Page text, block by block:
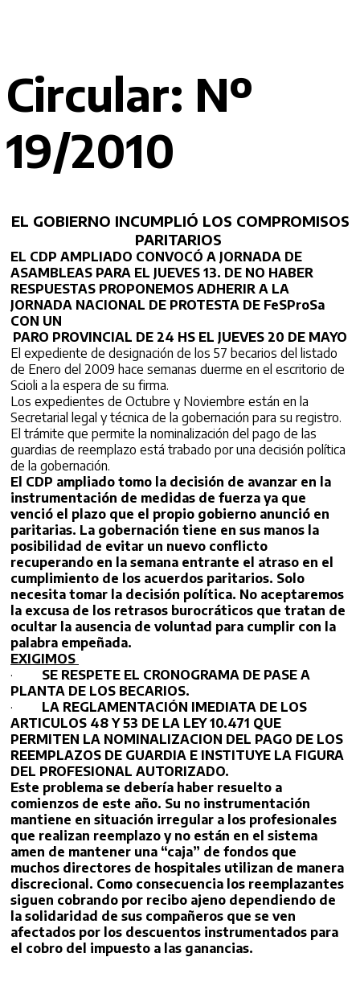
Circular: Nº
19/2010
EL GOBIERNO INCUMPLIÓ LOS COMPROMISOS
PARITARIOS
EL CDP AMPLIADO CONVOCÓ A JORNADA DE
ASAMBLEAS PARA EL JUEVES 13. DE NO HABER
RESPUESTAS PROPONEMOS ADHERIR A LA
JORNADA NACIONAL DE PROTESTA DE FeSProSa
CON UN
PARO PROVINCIAL DE 24 HS EL JUEVES 20 DE MAYO
El expediente de designación de los 57 becarios del listado
de Enero del 2009 hace semanas duerme en el escritorio de
Scioli a la espera de su firma.
Los expedientes de Octubre y Noviembre están en la
Secretarial legal y técnica de la gobernación para su registro.
El trámite que permite la nominalización del pago de las
guardias de reemplazo está trabado por una decisión política
de la gobernación.
El CDP ampliado tomo la decisión de avanzar en la
instrumentación de medidas de fuerza ya que
venció el plazo que el propio gobierno anunció en
paritarias. La gobernación tiene en sus manos la
posibilidad de evitar un nuevo conflicto
recuperando en la semana entrante el atraso en el
cumplimiento de los acuerdos paritarios. Solo
necesita tomar la decisión política. No aceptaremos
la excusa de los retrasos burocráticos que tratan de
ocultar la ausencia de voluntad para cumplir con la
palabra empeñada.
EXIGIMOS
· SE RESPETE EL CRONOGRAMA DE PASE A
PLANTA DE LOS BECARIOS.
· LA REGLAMENTACIÓN IMEDIATA DE LOS
ARTICULOS 48 Y 53 DE LA LEY 10.471 QUE
PERMITEN LA NOMINALIZACION DEL PAGO DE LOS
REEMPLAZOS DE GUARDIA E INSTITUYE LA FIGURA
DEL PROFESIONAL AUTORIZADO.
Este problema se debería haber resuelto a
comienzos de este año. Su no instrumentación
mantiene en situación irregular a los profesionales
que realizan reemplazo y no están en el sistema
amen de mantener una “caja” de fondos que
muchos directores de hospitales utilizan de manera
discrecional. Como consecuencia los reemplazantes
siguen cobrando por recibo ajeno dependiendo de
la solidaridad de sus compañeros que se ven
afectados por los descuentos instrumentados para
el cobro del impuesto a las ganancias.